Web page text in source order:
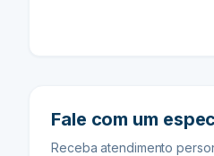
Fale com um
Receba atendimento